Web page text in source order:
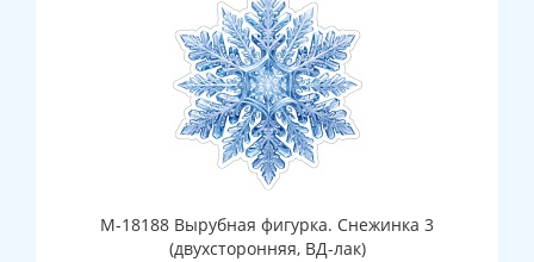
М-18188 Вырубная фигурка. Снежинка 3
(двухсторонняя, ВД-лак)